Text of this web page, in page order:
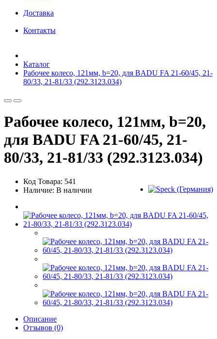
Доставка
Контакты
Каталог
Рабочее колесо, 121мм, b=20, для BADU FA 21-60/45, 21-
80/33, 21-81/33 (292.3123.034)
Рабочее колесо, 121мм, b=20,
для BADU FA 21-60/45, 21-
80/33, 21-81/33 (292.3123.034)
Код Товара: 541
Наличие: В наличии
Описание
Отзывов (0)